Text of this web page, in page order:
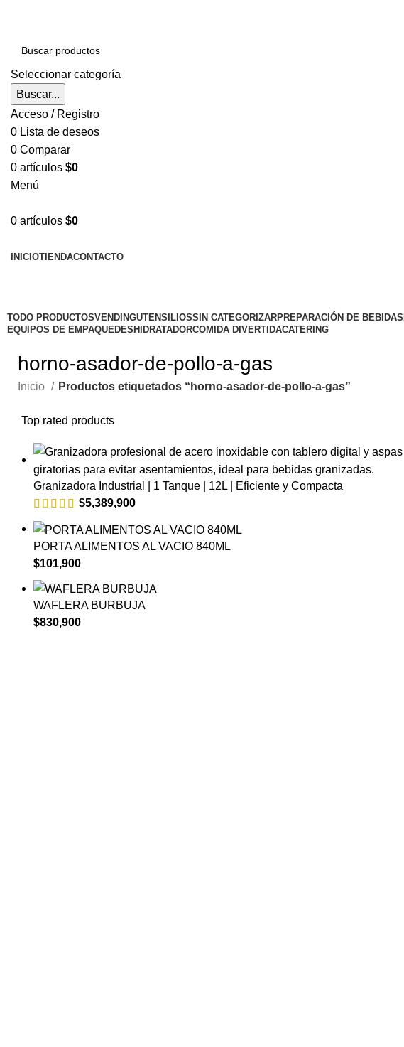
Seleccionar categoría
Buscar...
Acceso / Registro
0 Lista de deseos
0 Comparar
0 artículos $0
Menú
0 artículos $0
INICIOTIENDACONTACTO
TODO PRODUCTOSVENDINGUTENSILIOSSIN CATEGORIZARPREPARACIÓN DE BEBIDAS
EQUIPOS DE EMPAQUEDESHIDRATADORCOMIDA DIVERTIDACATERING
horno-asador-de-pollo-a-gas
Inicio Productos etiquetados “horno-asador-de-pollo-a-gas”
Top rated products
Granizadora Industrial | 1 Tanque | 12L | Eficiente y Compacta
$5,389,900
PORTA ALIMENTOS AL VACIO 840ML
$101,900
WAFLERA BURBUJA
$830,900